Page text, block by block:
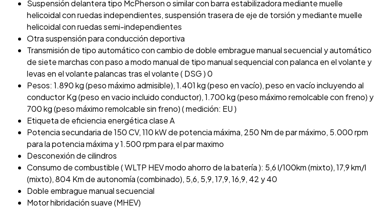
Suspensión delantera tipo McPherson o similar con barra estabilizadora mediante muelle
helicoidal con ruedas independientes, suspensión trasera de eje de torsión y mediante muelle
helicoidal con ruedas semi-independientes
Otra suspensión para conducción deportiva
Transmisión de tipo automático con cambio de doble embrague manual secuencial y automático
de siete marchas con paso a modo manual de tipo manual sequencial con palanca en el volante y
levas en el volante palancas tras el volante ( DSG ) 0
Pesos: 1.890 kg (peso máximo admisible), 1.401 kg (peso en vacío), peso en vacío incluyendo al
conductor Kg (peso en vacio incluido conductor), 1.700 kg (peso máximo remolcable con freno) y
700 kg (peso máximo remolcable sin freno) ( medición: EU )
Etiqueta de eficiencia energética clase A
Potencia secundaria de 150 CV, 110 kW de potencia máxima, 250 Nm de par máximo, 5.000 rpm
para la potencia máxima y 1.500 rpm para el par maximo
Desconexión de cilindros
Consumo de combustible ( WLTP HEV modo ahorro de la batería ): 5,6 l/100km (mixto), 17,9 km/l
(mixto), 804 Km de autonomía (combinado), 5,6, 5,9, 17,9, 16,9, 42 y 40
Doble embrague manual secuencial
Motor hibridación suave (MHEV)